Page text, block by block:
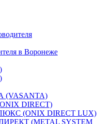
в Воронеже
DIRECT)
(ONIX DIRECT LUX)
(METAL SYSTEM